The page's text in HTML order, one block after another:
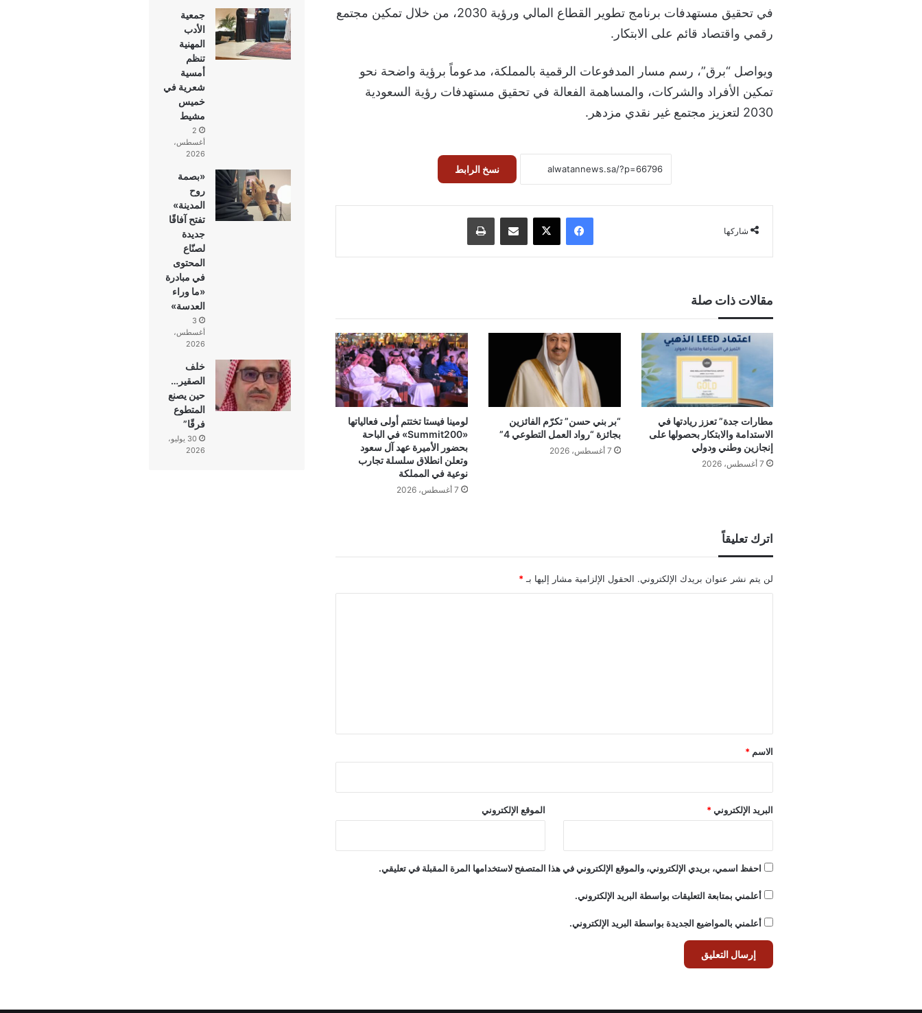
في تحقيق مستهدفات برنامج تطوير القطاع المالي ورؤية 2030، من خلال تمكين مجتمع
رقمي واقتصاد قائم على الابتكار.
ويواصل “برق”، رسم مسار المدفوعات الرقمية بالمملكة، مدعوماً برؤية واضحة نحو
تمكين الأفراد والشركات، والمساهمة الفعالة في تحقيق مستهدفات رؤية السعودية
2030 لتعزيز مجتمع غير نقدي مزدهر.
نسخ الرابط
شاركها
فيسبوك ‫X مشاركة عبر البريد طباعة
مقالات ذات صلة
مطارات جدة” تعزز ريادتها في
الاستدامة والابتكار بحصولها على
إنجازين وطني ودولي
7 أغسطس، 2026
“بر بني حسن” تكرّم الفائزين
بجائزة “رواد العمل التطوعي 4”
7 أغسطس، 2026
لومينا فيستا تختتم أولى فعالياتها
«Summit200» في الباحة
بحضور الأميرة عهد آل سعود
وتعلن انطلاق سلسلة تجارب
نوعية في المملكة
7 أغسطس، 2026
اترك تعليقاً
لن يتم نشر عنوان بريدك الإلكتروني. الحقول الإلزامية مشار إليها بـ *
*
الاسم *
البريد الإلكتروني* الموقع الإلكتروني
احفظ اسمي، بريدي الإلكتروني، والموقع الإلكتروني في هذا المتصفح لاستخدامها المرة المقبلة في تعليقي.
أعلمني بمتابعة التعليقات بواسطة البريد الإلكتروني.
أعلمني بالمواضيع الجديدة بواسطة البريد الإلكتروني.
جمعية
الأدب
المهنية
تنظم
أمسية
شعرية في
خميس
مشيط
2
أغسطس،
2026
«بصمة
روح
المدينة»
تفتح آفاقًا
جديدة
لصنّاع
المحتوى
في مبادرة
«ما وراء
العدسة»
3
أغسطس،
2026
خلف
الصقير…
حين يصنع
المتطوع
فرقًا”
30 يوليو،
2026